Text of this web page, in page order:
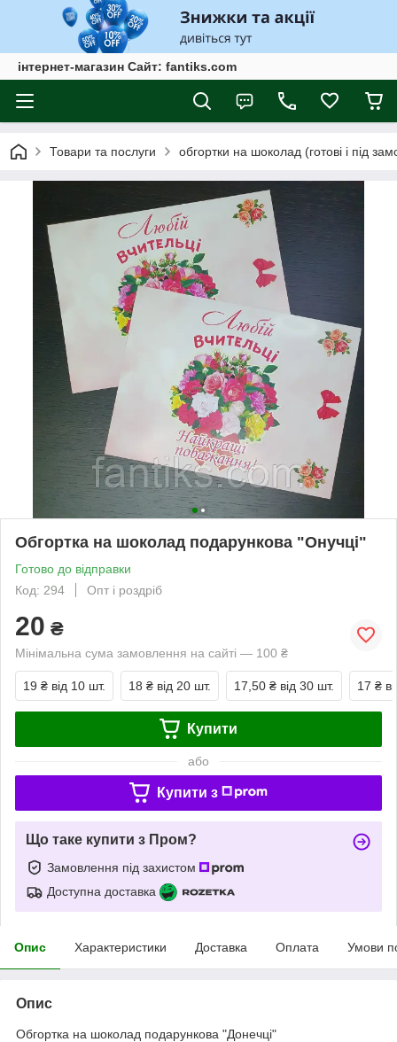
інтернет-магазин Сайт: fantiks.com
Товари та послуги обгортки на шоколад (готові і під
Обгортка на шоколад подарункова "Онучці"
Готово до відправки
Код: 294
Опт і роздріб
20 ₴
Мінімальна сума замовлення на сайті — 100 ₴
19 ₴ від 10 шт. 18 ₴ від 20 шт. 17,50 ₴ від 30 шт. 17 ₴
Купити
або
Купити з
Що таке купити з Пром?
Замовлення під захистом
Доступна доставка
Опис Характеристики Доставка Оплата Умови
Опис
Обгортка на шоколад подарункова "Донечці"